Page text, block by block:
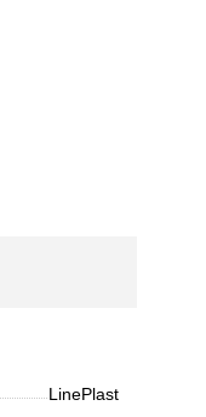
LinePlast